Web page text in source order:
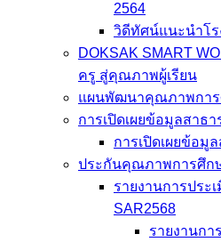
2564
วิดีทัศน์แนะนำโร
DOKSAK SMART
ครู สู่คุณภาพผู้เรียน
แผนพัฒนาคุณภาพการ
การเปิดเผยข้อมูลสาธ
การเปิดเผยข้อมู
ประกันคุณภาพการศึก
รายงานการประ
SAR2568
รายงานกา